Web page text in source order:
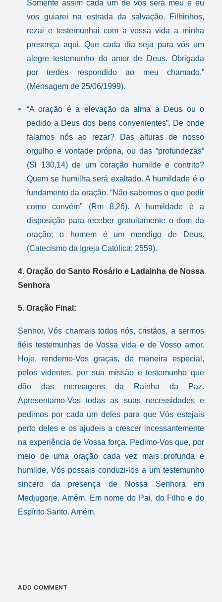
Somente assim cada um de vós será meu e eu
vos guiarei na estrada da salvação. Filhinhos,
rezai e testemunhai com a vossa vida a minha
presença aqui. Que cada dia seja para vós um
alegre testemunho do amor de Deus. Obrigada
por terdes respondido ao meu chamado.”
(Mensagem de 25/06/1999).
“A oração é a elevação da alma a Deus ou o
pedido a Deus dos bens convenientes”. De onde
falamos nós ao rezar? Das alturas de nosso
orgulho e vontade própria, ou das “profundezas”
(Sl 130,14) de um coração humilde e contrito?
Quem se humilha será exaltado. A humildade é o
fundamento da oração. “Não sabemos o que pedir
como convém” (Rm 8,26). A humildade é a
disposição para receber gratuitamente o dom da
oração; o homem é um mendigo de Deus.
(Catecismo da Igreja Católica: 2559).
4.Oração do Santo Rosário e Ladainha de Nossa
Senhora
5. Oração Final:
Senhor, Vós chamais todos nós, cristãos, a sermos
fiéis testemunhas de Vossa vida e de Vosso amor.
Hoje, rendemo-Vos graças, de maneira especial,
pelos videntes, por sua missão e testemunho que
dão das mensagens da Rainha da Paz.
Apresentamo-Vos todas as suas necessidades e
pedimos por cada um deles para que Vós estejais
perto deles e os ajudeis a crescer incessantemente
na experiência de Vossa força. Pedimo-Vos que, por
meio de uma oração cada vez mais profunda e
humilde, Vós possais conduzi-los a um testemunho
sincero da presença de Nossa Senhora em
Medjugorje. Amém. Em nome do Pai, do Filho e do
Espírito Santo. Amém.
ADD COMMENT